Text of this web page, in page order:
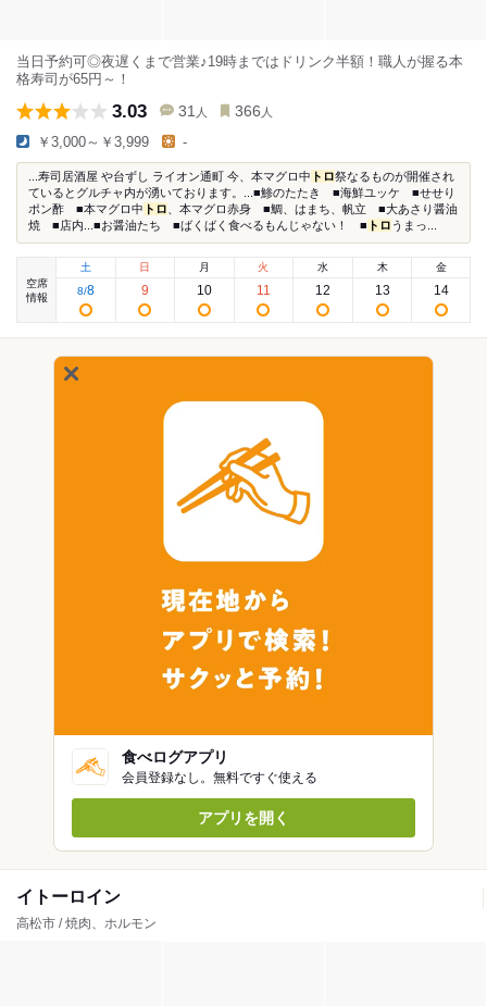
当日予約可◎夜遅くまで営業♪19時まではドリンク半額！職人が握る本
格寿司が65円～！
3.03 31 人 366 人
￥3,000～￥3,999 -
...寿司居酒屋 や台ずし ライオン通町 今、本マグロ中 トロ祭なるものが開催され
ているとグルチャ内が湧いております。...■鯵のたたき ■海鮮ユッケ ■せせり
ポン酢 ■本マグロ中 トロ 、本マグロ赤身 ■鯛、はまち、帆立 ■大あさり醤油
焼 ■店内...■お醤油たち ■ばくばく食べるもんじゃない！ ■ トロ うまっ...
空席
情報
土
8/8
日
9
月
10
火
11
水
12
木
13
金
14
食べログアプリ
会員登録なし。無料ですぐ使える
アプリを開く
イトーロイン
高松市 / 焼肉、ホルモン